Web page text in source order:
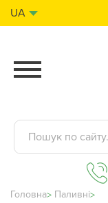
UA
Головна
Паливні